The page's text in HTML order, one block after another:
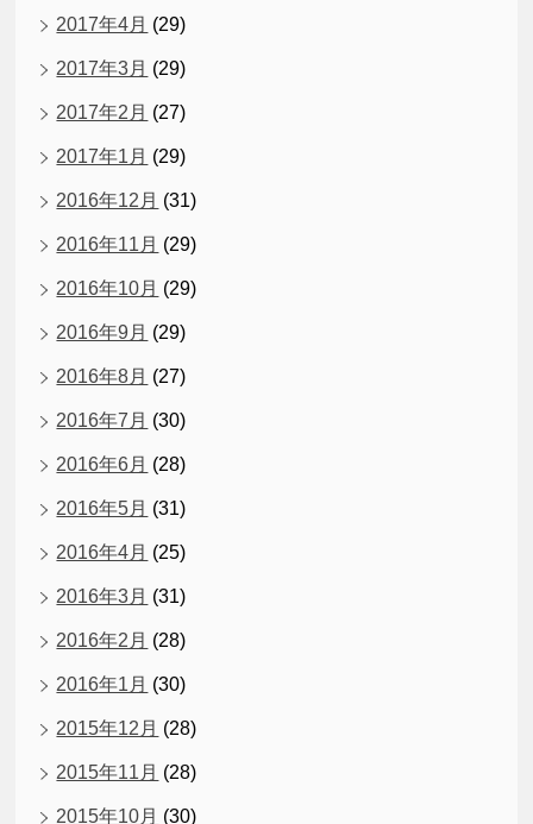
2017年4月 (29)
2017年3月 (29)
2017年2月 (27)
2017年1月 (29)
2016年12月 (31)
2016年11月 (29)
2016年10月 (29)
2016年9月 (29)
2016年8月 (27)
2016年7月 (30)
2016年6月 (28)
2016年5月 (31)
2016年4月 (25)
2016年3月 (31)
2016年2月 (28)
2016年1月 (30)
2015年12月 (28)
2015年11月 (28)
2015年10月 (30)